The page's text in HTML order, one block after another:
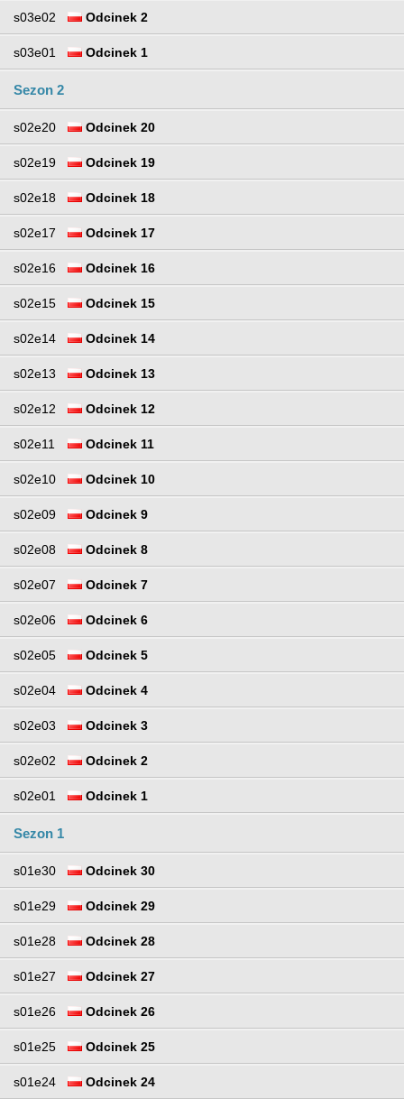
s03e02 Odcinek 2
s03e01 Odcinek 1
Sezon 2
s02e20 Odcinek 20
s02e19 Odcinek 19
s02e18 Odcinek 18
s02e17 Odcinek 17
s02e16 Odcinek 16
s02e15 Odcinek 15
s02e14 Odcinek 14
s02e13 Odcinek 13
s02e12 Odcinek 12
s02e11 Odcinek 11
s02e10 Odcinek 10
s02e09 Odcinek 9
s02e08 Odcinek 8
s02e07 Odcinek 7
s02e06 Odcinek 6
s02e05 Odcinek 5
s02e04 Odcinek 4
s02e03 Odcinek 3
s02e02 Odcinek 2
s02e01 Odcinek 1
Sezon 1
s01e30 Odcinek 30
s01e29 Odcinek 29
s01e28 Odcinek 28
s01e27 Odcinek 27
s01e26 Odcinek 26
s01e25 Odcinek 25
s01e24 Odcinek 24